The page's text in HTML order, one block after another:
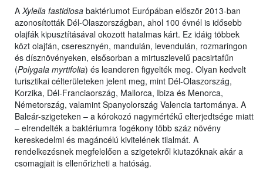
A Xylella fastidiosa baktériumot Európában először 2013-ban
azonosították Dél-Olaszországban, ahol 100 évnél is idősebb
olajfák kipusztításával okozott hatalmas kárt. Ez idáig többek
közt olajfán, cseresznyén, mandulán, levendulán, rozmaringon
és dísznövényeken, elsősorban a mirtuszlevelű pacsirtafűn
(Polygala myrtifolia) és leanderen figyelték meg. Olyan kedvelt
turisztikai célterületeken jelent meg, mint Dél-Olaszország,
Korzika, Dél-Franciaország, Mallorca, Ibiza és Menorca,
Németország, valamint Spanyolország Valencia tartománya. A
Baleár-szigeteken – a kórokozó nagymértékű elterjedtsége miatt
– elrendelték a baktériumra fogékony több száz növény
kereskedelmi és magáncélú kivitelének tilalmát. A
rendelkezésnek megfelelően a szigetekről kiutazóknak akár a
csomagjait is ellenőrizheti a hatóság.